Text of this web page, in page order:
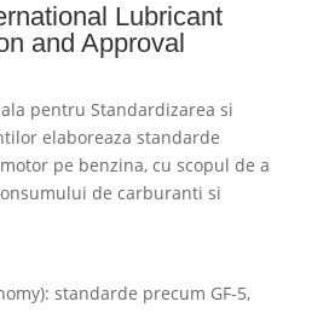
Lubricant
and Approval
pentru Standardizarea si
elaboreaza standarde
pe benzina, cu scopul de a
de carburanti si
standarde precum GF-5,